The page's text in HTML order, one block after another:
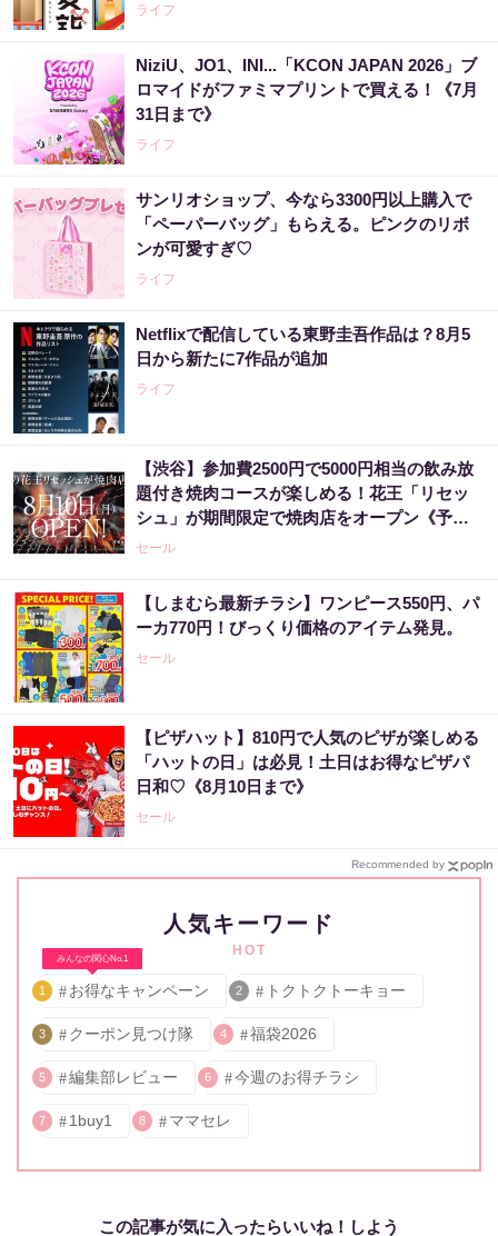
ライフ
NiziU、JO1、INI...「KCON JAPAN 2026」ブ
ロマイドがファミマプリントで買える！《7月
31日まで》
ライフ
サンリオショップ、今なら3300円以上購入で
「ペーパーバッグ」もらえる。ピンクのリボ
ンが可愛すぎ♡
ライフ
Netflixで配信している東野圭吾作品は？8月5
日から新たに7作品が追加
ライフ
【渋谷】参加費2500円で5000円相当の飲み放
題付き焼肉コースが楽しめる！花王「リセッ
シュ」が期間限定で焼肉店をオープン《予約
受付中》
セール
【しまむら最新チラシ】ワンピース550円、パ
ーカ770円！びっくり価格のアイテム発見。
セール
【ピザハット】810円で人気のピザが楽しめる
「ハットの日」は必見！土日はお得なピザパ
日和♡《8月10日まで》
セール
Recommended by
人気キーワード
HOT
みんなの関心No.1
1 お得なキャンペーン 2 トクトクトーキョー
3 クーポン見つけ隊 4 福袋2026
5 編集部レビュー 6 今週のお得チラシ
7 1buy1 8 ママセレ
この記事が気に入ったらいいね！しよう